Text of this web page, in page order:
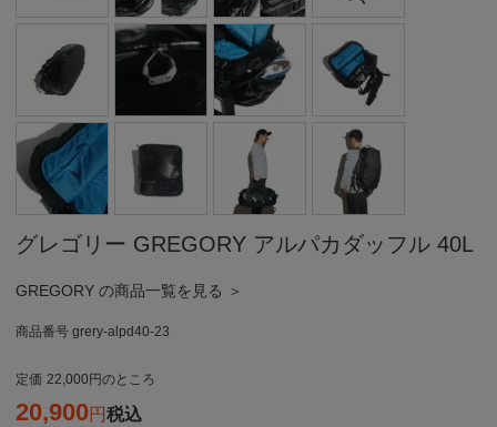
グレゴリー GREGORY アルパカダッフル 40L
GREGORY の商品一覧を見る ＞
商品番号 grery-alpd40-23
定価 22,000 のところ
20,900 税込